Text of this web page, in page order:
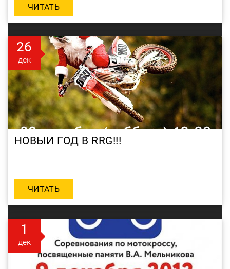
ЧИТАТЬ
26
дек
НОВЫЙ ГОД В RRG!!!
ЧИТАТЬ
1
дек